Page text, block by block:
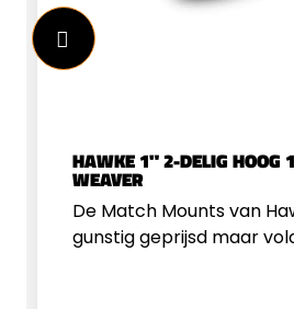
HAWKE 1" 2-DELIG HOOG
WEAVER
De Match Mounts van
gunstig geprijsd maar